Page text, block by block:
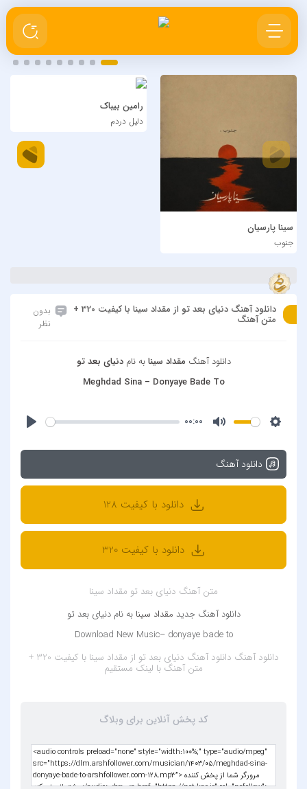
سینا پارسیان
جنوب
رامین بیباک
دلیل دردم
دانلود آهنگ دنیای بعد تو از مقداد سینا با کیفیت 320 +
متن آهنگ
بدون
نظر
دانلود آهنگ مقداد سینابه نامدنیای بعد تو
Meghdad Sina – Donyaye Bade To
00:00
دانلود آهنگ
دانلود با کیفیت 128
دانلود با کیفیت 320
متن آهنگ دنیای بعد تو مقداد سینا
دانلود آهنگ جدید مقداد سینا به نام دنیای بعد تو
Download New Music– donyaye bade to
دانلود آهنگ
دانلود آهنگ دنیای بعد تو از مقداد سینا با کیفیت 320 +
متن آهنگ با لینک مستقیم
کد پخش آنلاین برای وبلاگ